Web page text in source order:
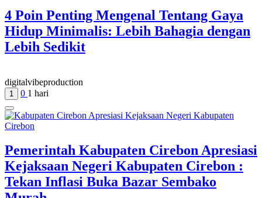
4 Poin Penting Mengenal Tentang Gaya
Hidup Minimalis: Lebih Bahagia dengan
Lebih Sedikit
digitalvibeproduction
1 0 1 hari
Pemerintah Kabupaten Cirebon Apresiasi
Kejaksaan Negeri Kabupaten Cirebon :
Tekan Inflasi Buka Bazar Sembako